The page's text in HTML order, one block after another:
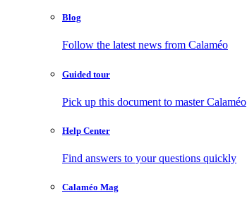
Blog
Follow the latest news from Calaméo
Guided tour
Pick up this document to master Calaméo
Help Center
Find answers to your questions quickly
Calaméo Mag